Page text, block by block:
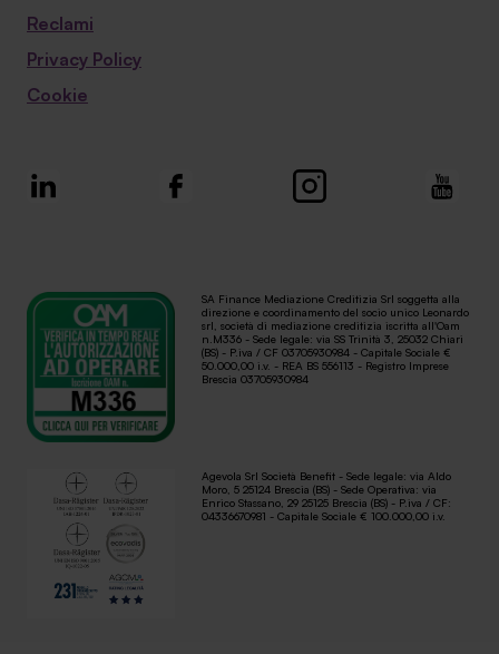
Reclami
Privacy Policy
Cookie
SA Finance Mediazione Creditizia Srl soggetta alla
direzione e coordinamento del socio unico Leonardo
srl, società di mediazione creditizia iscritta all'Oam
n.M336 - Sede legale: via SS Trinità 3, 25032 Chiari
(BS) - P.iva / CF 03705930984 - Capitale Sociale €
50.000,00 i.v. - REA BS 556113 - Registro Imprese
Brescia 03705930984
Agevola Srl Società Benefit - Sede legale: via Aldo
Moro, 5 25124 Brescia (BS) - Sede Operativa: via
Enrico Stassano, 29 25125 Brescia (BS) - P.iva / CF:
04336670981 - Capitale Sociale € 100.000,00 i.v.